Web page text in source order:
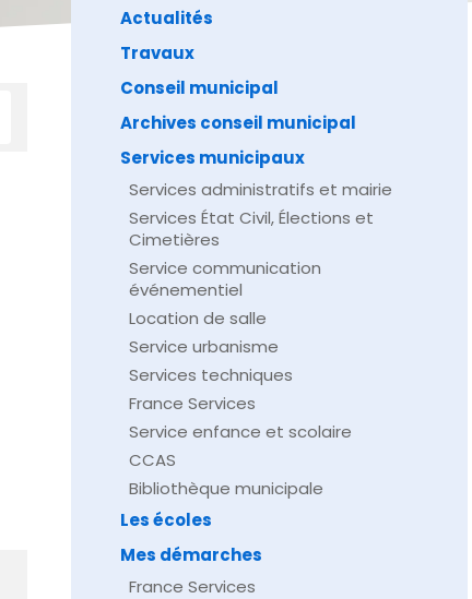
Actualités
Travaux
Conseil municipal
Archives conseil municipal
Services municipaux
Services administratifs et mairie
Services État Civil, Élections et
Cimetières
Service communication
événementiel
Location de salle
Service urbanisme
Services techniques
France Services
Service enfance et scolaire
CCAS
Bibliothèque municipale
Les écoles
Mes démarches
France Services